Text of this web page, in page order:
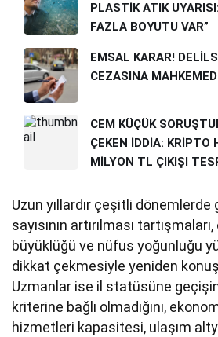
PLASTİK ATIK
FAZLA BOYUTU VAR”
EMSAL KARAR!
CEZASINA
CEM KÜÇÜK
ÇEKEN İDDİA: KRİPTO
MİLYON TL ÇIKIŞI
Uzun yıllardır çeşitli dönemlerde
sayısının artırılması
büyüklüğü ve nüfus yoğunluğu
dikkat çekmesiyle yeniden
Uzmanlar ise il statüsüne
kriterine bağlı olmadığını,
hizmetleri kapasitesi, ulaşım